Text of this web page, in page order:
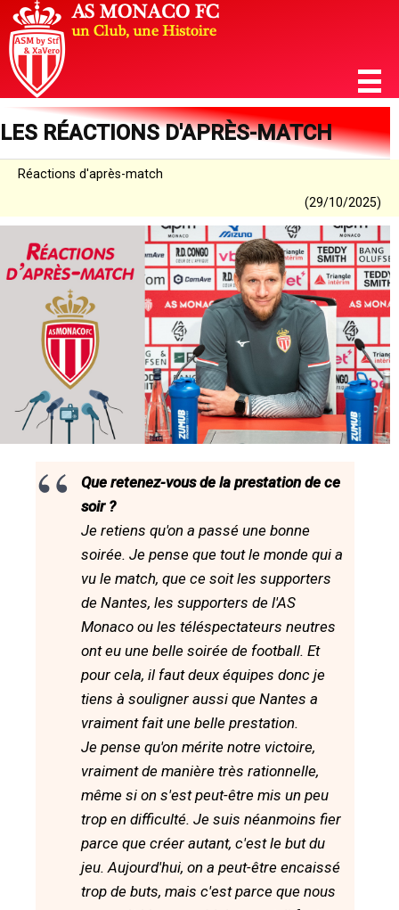
LES RÉACTIONS D'APRÈS-MATCH
Réactions d'après-match
(29/10/2025)
Que retenez-vous de la prestation de ce
soir ?
Je retiens qu'on a passé une bonne
soirée. Je pense que tout le monde qui a
vu le match, que ce soit les supporters
de Nantes, les supporters de l'AS
Monaco ou les téléspectateurs neutres
ont eu une belle soirée de football. Et
pour cela, il faut deux équipes donc je
tiens à souligner aussi que Nantes a
vraiment fait une belle prestation.
Je pense qu'on mérite notre victoire,
vraiment de manière très rationnelle,
même si on s'est peut-être mis un peu
trop en difficulté. Je suis néanmoins fier
parce que créer autant, c'est le but du
jeu. Aujourd'hui, on a peut-être encaissé
trop de buts, mais c'est parce que nous